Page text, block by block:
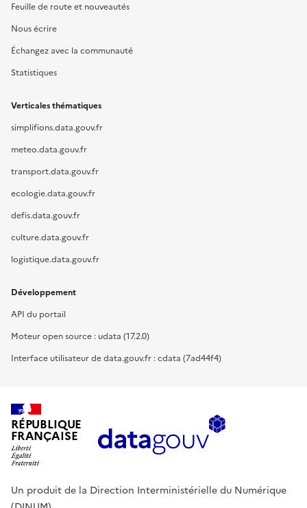
Feuille de route et nouveautés
Nous écrire
Échangez avec la communauté
Statistiques
Verticales thématiques
simplifions.data.gouv.fr
meteo.data.gouv.fr
transport.data.gouv.fr
ecologie.data.gouv.fr
defis.data.gouv.fr
culture.data.gouv.fr
logistique.data.gouv.fr
Développement
API du portail
Moteur open source : udata (17.2.0)
Interface utilisateur de data.gouv.fr : cdata (7ad44f4)
RÉPUBLIQUE
FRANÇAISE
Un produit de la Direction Interministérielle du Numérique